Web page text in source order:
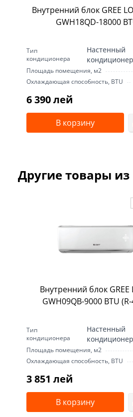
Внутренний блок GREE
GWH18QD-18000
Тип
кондиционера
Настенный
кондиционер
Площадь помещения, м2
Охлаждающая способность, BTU
6 390 лей
В корзину
Другие товары из
Внутренний блок GREE
GWH09QB-9000 BTU
Тип
кондиционера
Настенный
кондиционер
Площадь помещения, м2
Охлаждающая способность, BTU
3 851 лей
В корзину